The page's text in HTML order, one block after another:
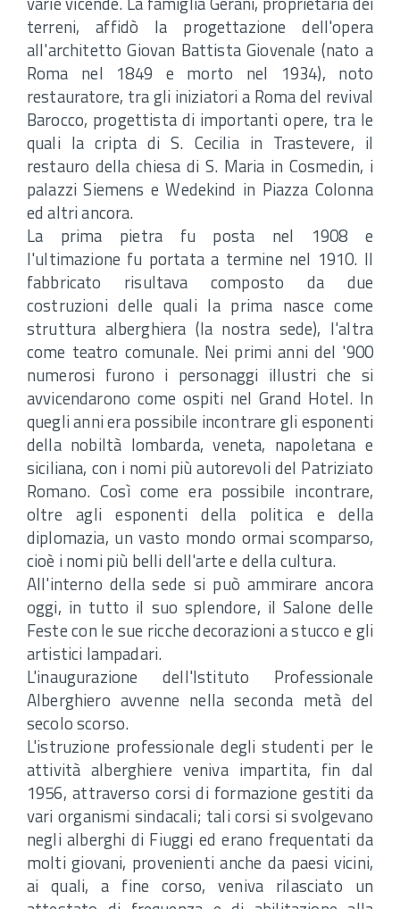
terreni, affidò la progettazione dell'opera
all'architetto Giovan Battista Giovenale (nato a
Roma nel 1849 e morto nel 1934), noto
restauratore, tra gli iniziatori a Roma del revival
Barocco, progettista di importanti opere, tra le
quali la cripta di S. Cecilia in Trastevere, il
restauro della chiesa di S. Maria in Cosmedin, i
palazzi Siemens e Wedekind in Piazza Colonna
ed altri ancora.
La prima pietra fu posta nel 1908 e
l'ultimazione fu portata a termine nel 1910. Il
fabbricato risultava composto da due
costruzioni delle quali la prima nasce come
struttura alberghiera (la nostra sede), l'altra
come teatro comunale. Nei primi anni del '900
numerosi furono i personaggi illustri che si
avvicendarono come ospiti nel Grand Hotel. In
quegli anni era possibile incontrare gli esponenti
della nobiltà lombarda, veneta, napoletana e
siciliana, con i nomi più autorevoli del Patriziato
Romano. Così come era possibile incontrare,
oltre agli esponenti della politica e della
diplomazia, un vasto mondo ormai scomparso,
cioè i nomi più belli dell'arte e della cultura.
All'interno della sede si può ammirare ancora
oggi, in tutto il suo splendore, il Salone delle
Feste con le sue ricche decorazioni a stucco e gli
artistici lampadari.
L'inaugurazione dell'Istituto Professionale
Alberghiero avvenne nella seconda metà del
secolo scorso.
L'istruzione professionale degli studenti per le
attività alberghiere veniva impartita, fin dal
1956, attraverso corsi di formazione gestiti da
vari organismi sindacali; tali corsi si svolgevano
negli alberghi di Fiuggi ed erano frequentati da
molti giovani, provenienti anche da paesi vicini,
ai quali, a fine corso, veniva rilasciato un